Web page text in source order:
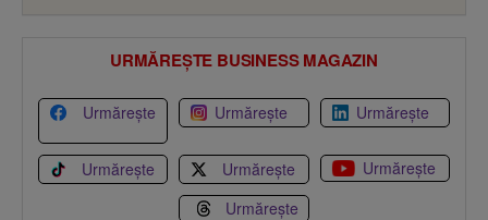
URMĂREȘTE BUSINESS MAGAZIN
Urmărește Urmărește Urmărește
Urmărește Urmărește
Urmărește
Urmărește